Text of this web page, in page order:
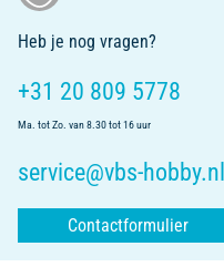
Heb je nog vragen?
+31 20 809 5778
Ma. tot Zo. van 8.30 tot 16 uur
service@vbs-hobby.nl
Contactformulier